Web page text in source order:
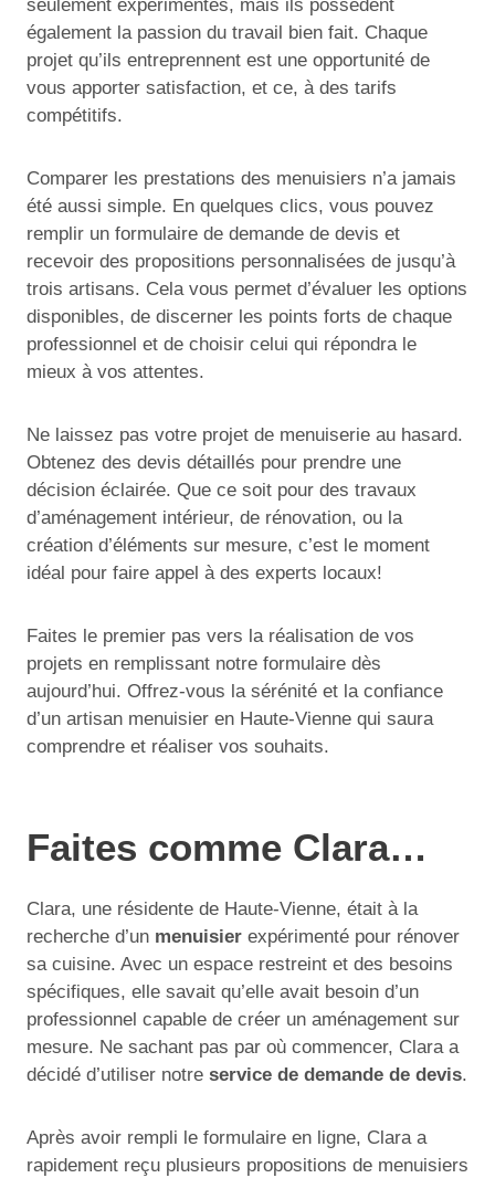
seulement expérimentés, mais ils possèdent
également la passion du travail bien fait. Chaque
projet qu’ils entreprennent est une opportunité de
vous apporter satisfaction, et ce, à des tarifs
compétitifs.
Comparer les prestations des menuisiers n’a jamais
été aussi simple. En quelques clics, vous pouvez
remplir un formulaire de demande de devis et
recevoir des propositions personnalisées de jusqu’à
trois artisans. Cela vous permet d’évaluer les options
disponibles, de discerner les points forts de chaque
professionnel et de choisir celui qui répondra le
mieux à vos attentes.
Ne laissez pas votre projet de menuiserie au hasard.
Obtenez des devis détaillés pour prendre une
décision éclairée. Que ce soit pour des travaux
d’aménagement intérieur, de rénovation, ou la
création d’éléments sur mesure, c’est le moment
idéal pour faire appel à des experts locaux!
Faites le premier pas vers la réalisation de vos
projets en remplissant notre formulaire dès
aujourd’hui. Offrez-vous la sérénité et la confiance
d’un artisan menuisier en Haute-Vienne qui saura
comprendre et réaliser vos souhaits.
Faites comme Clara…
Clara, une résidente de Haute-Vienne, était à la
recherche d’un menuisier expérimenté pour rénover
sa cuisine. Avec un espace restreint et des besoins
spécifiques, elle savait qu’elle avait besoin d’un
professionnel capable de créer un aménagement sur
mesure. Ne sachant pas par où commencer, Clara a
décidé d’utiliser notre service de demande de devis.
Après avoir rempli le formulaire en ligne, Clara a
rapidement reçu plusieurs propositions de menuisiers